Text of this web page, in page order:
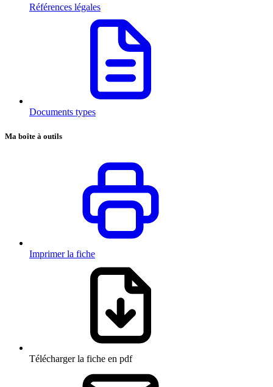
Références légales
Documents types
Ma boîte à outils
Imprimer la fiche
Télécharger la fiche en pdf